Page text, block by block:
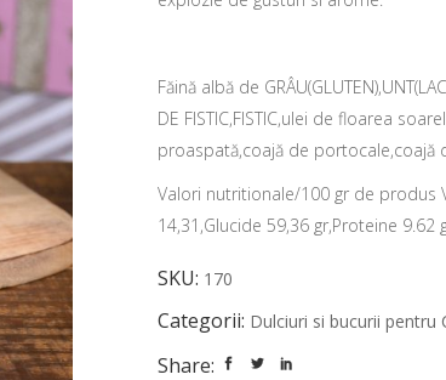
Făină albă de
DE FISTIC,FISTIC,ulei de floarea
proaspată,coajă de portocale,coajă
Valori nutritionale/100 gr de produs
14,31,Glucide 59,36 gr,Proteine 9.62
SKU: 170
Categorii: Dulciuri si bucurii pentru
Share: